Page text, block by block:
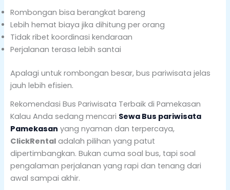
Rombongan bisa berangkat bareng
Lebih hemat biaya jika dihitung per orang
Tidak ribet koordinasi kendaraan
Perjalanan terasa lebih santai
Apalagi untuk rombongan besar, bus pariwisata jelas
jauh lebih efisien.
Rekomendasi Bus Pariwisata Terbaik di Pamekasan
Kalau Anda sedang mencari Sewa Bus pariwisata
Pamekasan yang nyaman dan terpercaya,
ClickRentaladalah pilihan yang patut
dipertimbangkan. Bukan cuma soal bus, tapi soal
pengalaman perjalanan yang rapi dan tenang dari
awal sampai akhir.